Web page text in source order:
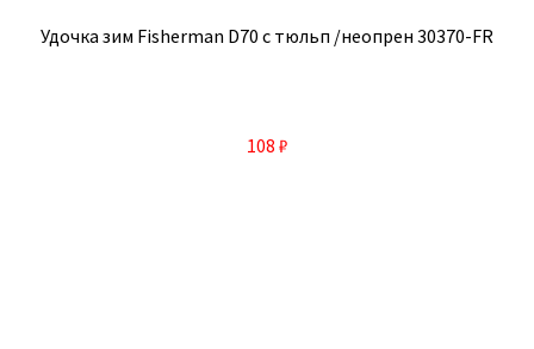
Удочка зим Fisherman D70 с тюльп /неопрен 30370-FR
108 ₽